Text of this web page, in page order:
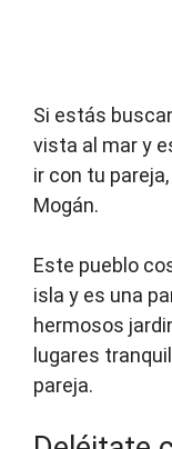
Si estás
vista al mar y
ir con tu
Mogán.
Este pueblo
isla y es una
hermosos
lugares
pareja.